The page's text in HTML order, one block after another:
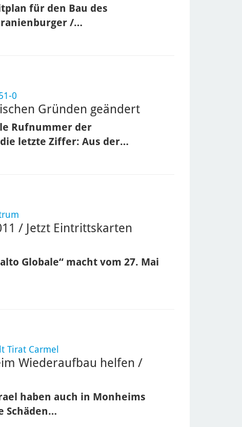
für den Bau des
/…
0
Gründen geändert
Rufnummer der
letzte Ziffer: Aus der…
/ Jetzt Eintrittskarten
Globale“ macht vom 27. Mai
Tirat Carmel
Wiederaufbau helfen /
haben auch in Monheims
Schäden…